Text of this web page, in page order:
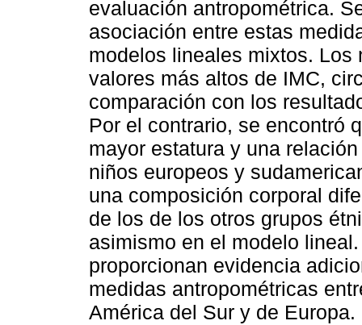
evaluación antropométrica.
asociación entre estas
modelos lineales mixtos. Los
valores más altos de IMC,
comparación con los
Por el contrario, se encontró
mayor estatura y una
niños europeos y
una composición corporal
de los de los otros grupos
asimismo en el modelo
proporcionan evidencia
medidas antropométricas
América del Sur y de Europa.